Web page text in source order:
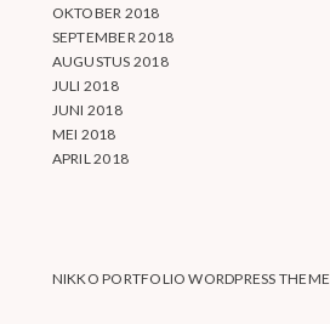
OKTOBER 2018
SEPTEMBER 2018
AUGUSTUS 2018
JULI 2018
JUNI 2018
MEI 2018
APRIL 2018
NIKKO PORTFOLIO WORDPRESS THEME